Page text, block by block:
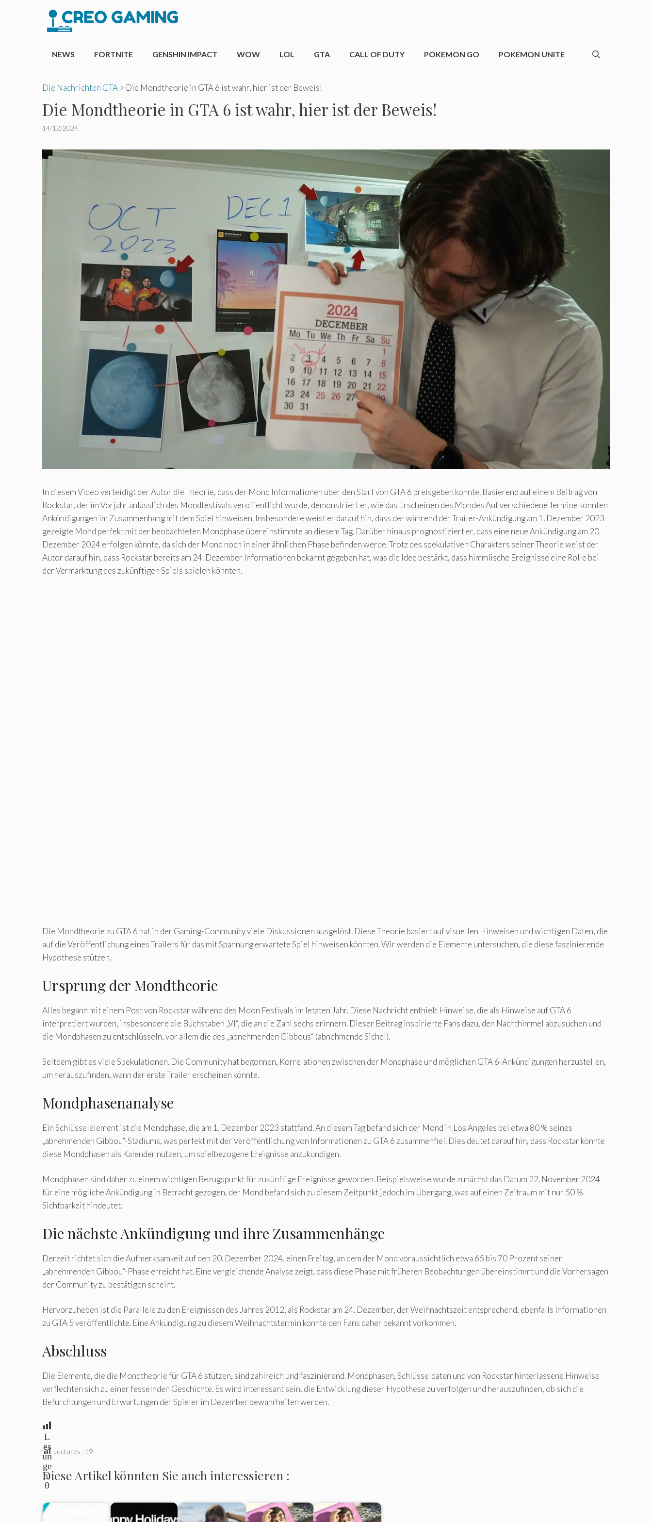
NEWS FORTNITE GENSHIN IMPACT WOW LOL GTA CALL OF DUTY POKEMON GO POKEMON UNITE
Die Nachrichten GTA > Die Mondtheorie in GTA 6 ist wahr, hier ist der Beweis!
Die Mondtheorie in GTA 6 ist wahr, hier ist der Beweis!
14/12/2024
In diesem Video verteidigt der Autor die Theorie, dass der Mond Informationen über den Start von GTA 6 preisgeben könnte. Basierend auf einem Beitrag von
Rockstar, der im Vorjahr anlässlich des Mondfestivals veröffentlicht wurde, demonstriert er, wie das Erscheinen des Mondes Auf verschiedene Termine könnten
Ankündigungen im Zusammenhang mit dem Spiel hinweisen. Insbesondere weist er darauf hin, dass der während der Trailer-Ankündigung am 1. Dezember 2023
gezeigte Mond perfekt mit der beobachteten Mondphase übereinstimmte an diesem Tag. Darüber hinaus prognostiziert er, dass eine neue Ankündigung am 20.
Dezember 2024 erfolgen könnte, da sich der Mond noch in einer ähnlichen Phase befinden werde. Trotz des spekulativen Charakters seiner Theorie weist der
Autor darauf hin, dass Rockstar bereits am 24. Dezember Informationen bekannt gegeben hat, was die Idee bestärkt, dass himmlische Ereignisse eine Rolle bei
der Vermarktung des zukünftigen Spiels spielen könnten.
Die Mondtheorie zu GTA 6 hat in der Gaming-Community viele Diskussionen ausgelöst. Diese Theorie basiert auf visuellen Hinweisen und wichtigen Daten, die
auf die Veröffentlichung eines Trailers für das mit Spannung erwartete Spiel hinweisen könnten. Wir werden die Elemente untersuchen, die diese faszinierende
Hypothese stützen.
Ursprung der Mondtheorie
Alles begann mit einem Post von Rockstar während des Moon Festivals im letzten Jahr. Diese Nachricht enthielt Hinweise, die als Hinweise auf GTA 6
interpretiert wurden, insbesondere die Buchstaben „VI“, die an die Zahl sechs erinnern. Dieser Beitrag inspirierte Fans dazu, den Nachthimmel abzusuchen und
die Mondphasen zu entschlüsseln, vor allem die des „abnehmenden Gibbous“ (abnehmende Sichel).
Seitdem gibt es viele Spekulationen. Die Community hat begonnen, Korrelationen zwischen der Mondphase und möglichen GTA 6-Ankündigungen herzustellen,
um herauszufinden, wann der erste Trailer erscheinen könnte.
Mondphasenanalyse
Ein Schlüsselelement ist die Mondphase, die am 1. Dezember 2023 stattfand. An diesem Tag befand sich der Mond in Los Angeles bei etwa 80 % seines
„abnehmenden Gibbou“-Stadiums, was perfekt mit der Veröffentlichung von Informationen zu GTA 6 zusammenfiel. Dies deutet darauf hin, dass Rockstar könnte
diese Mondphasen als Kalender nutzen, um spielbezogene Ereignisse anzukündigen.
Mondphasen sind daher zu einem wichtigen Bezugspunkt für zukünftige Ereignisse geworden. Beispielsweise wurde zunächst das Datum 22. November 2024
für eine mögliche Ankündigung in Betracht gezogen, der Mond befand sich zu diesem Zeitpunkt jedoch im Übergang, was auf einen Zeitraum mit nur 50 %
Sichtbarkeit hindeutet.
Die nächste Ankündigung und ihre Zusammenhänge
Derzeit richtet sich die Aufmerksamkeit auf den 20. Dezember 2024, einen Freitag, an dem der Mond voraussichtlich etwa 65 bis 70 Prozent seiner
„abnehmenden Gibbou“-Phase erreicht hat. Eine vergleichende Analyse zeigt, dass diese Phase mit früheren Beobachtungen übereinstimmt und die Vorhersagen
der Community zu bestätigen scheint.
Hervorzuheben ist die Parallele zu den Ereignissen des Jahres 2012, als Rockstar am 24. Dezember, der Weihnachtszeit entsprechend, ebenfalls Informationen
zu GTA 5 veröffentlichte. Eine Ankündigung zu diesem Weihnachtstermin könnte den Fans daher bekannt vorkommen.
Abschluss
Die Elemente, die die Mondtheorie für GTA 6 stützen, sind zahlreich und faszinierend. Mondphasen, Schlüsseldaten und von Rockstar hinterlassene Hinweise
verflechten sich zu einer fesselnden Geschichte. Es wird interessant sein, die Entwicklung dieser Hypothese zu verfolgen und herauszufinden, ob sich die
Befürchtungen und Erwartungen der Spieler im Dezember bewahrheiten werden.
L
es
un
ge
n:
0
Lectures : 19
Diese Artikel könnten Sie auch interessieren :